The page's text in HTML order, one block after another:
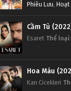
Phiêu Lưu, Hoạt
Cầm Tù
Esaret Thể loại:
Hoa Máu
Kan Cicekleri